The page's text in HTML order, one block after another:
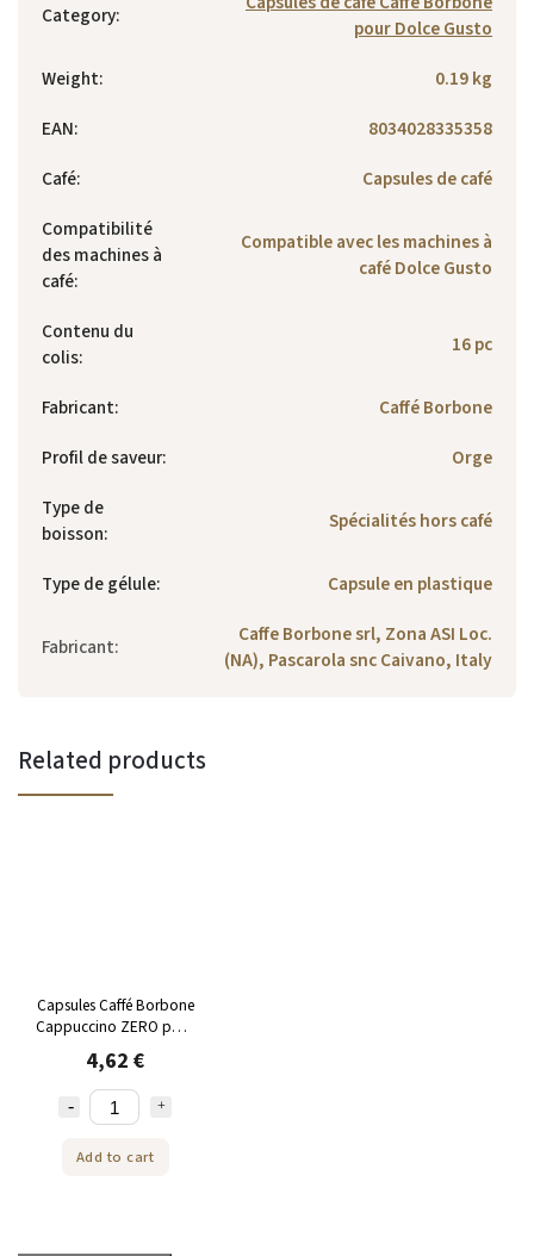
Category:
pour Dolce Gusto
Weight:
0.19 kg
EAN:
8034028335358
Café:
Capsules de café
Compatibilité
des machines à
café:
Compatible avec les machines à
café Dolce Gusto
Contenu du
colis: 16 pc
Fabricant:
Caffé Borbone
Profil de saveur:
Orge
Type de
boisson: Spécialités hors café
Type de gélule: Capsule en plastique
Fabricant:
Caffe Borbone srl, Zona ASI Loc.
(NA), Pascarola snc Caivano, Italy
Related products
Capsules Caffé Borbone
Cappuccino ZERO pour
Dolce Gusto 16 pièces
4,62 €
Add to cart